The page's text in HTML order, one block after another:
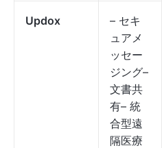
Updox
– セキ
ュアメ
ッセー
ジング–
文書共
有– 統
合型遠
隔医療